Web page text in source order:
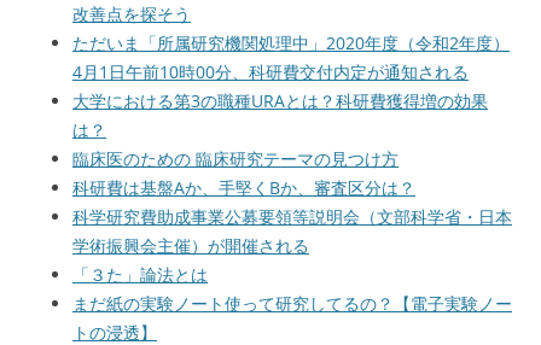
改善点を探そう
ただいま「所属研究機関処理中」2020年度（令和2年度）
4月1日午前10時00分、科研費交付内定が通知される
大学における第3の職種URAとは？科研費獲得増の効果
は？
臨床医のための 臨床研究テーマの見つけ方
科研費は基盤Aか、手堅くBか、審査区分は？
科学研究費助成事業公募要領等説明会（文部科学省・日本
学術振興会主催）が開催される
「３た」論法とは
まだ紙の実験ノート使って研究してるの？【電子実験ノー
トの浸透】